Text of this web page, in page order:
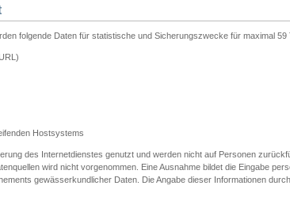
folgende Daten für statistische und Sicherungszwecke für maximal 59
Hostsystems
des Internetdienstes genutzt und werden nicht auf Personen
wird nicht vorgenommen. Eine Ausnahme bildet die Eingabe
gewässerkundlicher Daten. Die Angabe dieser Informationen